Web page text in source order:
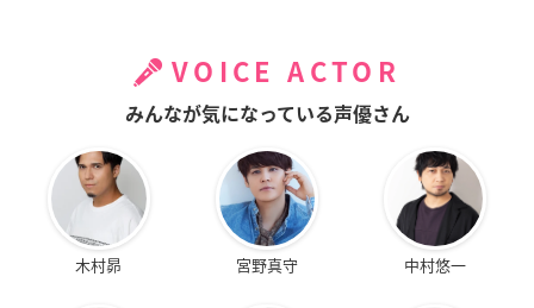
VOICE ACTOR
みんなが気になっている声優さん
木村昴 宮野真守 中村悠一